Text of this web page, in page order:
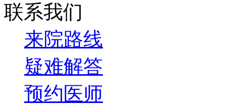
联系我们
来院路线
疑难解答
预约医师